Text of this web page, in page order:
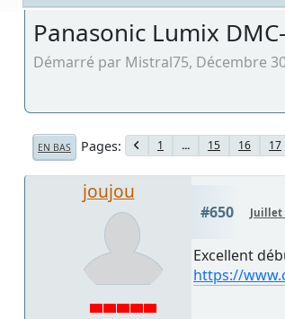
Panasonic Lumix
Démarré par Mistral75, Décembre
EN BAS Pages 1 ... 15 16 17
joujou
#650 Juillet
Excellent
https://